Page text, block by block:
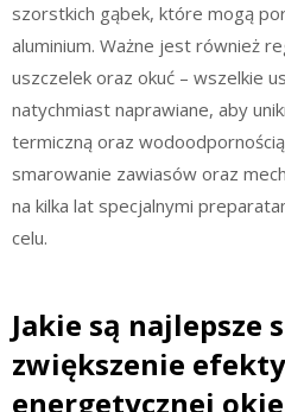
szorstkich gąbek, które mogą
aluminium. Ważne jest również
uszczelek oraz okuć – wszelkie
natychmiast naprawiane, aby
termiczną oraz
smarowanie zawiasów oraz
na kilka lat specjalnymi
celu.
Jakie są najlepsze
zwiększenie
energetycznej